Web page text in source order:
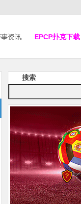
资讯 EPCP扑克下载
搜索